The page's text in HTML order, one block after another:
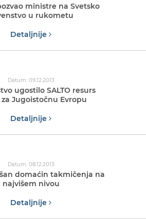
ministre na Svetsko
u rukometu
Detaljnije
Datum: 09.12.2013
ugostilo SALTO resurs
Jugoistočnu Evropu
Detaljnije
Datum: 08.12.2013
domaćin takmičenja na
najvišem nivou
Detaljnije